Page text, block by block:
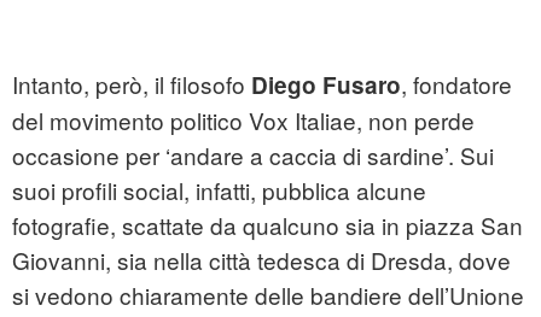
Intanto, però, il filosofo Diego Fusaro, fondatore
del movimento politico Vox Italiae, non perde
occasione per ‘andare a caccia di sardine’. Sui
suoi profili social, infatti, pubblica alcune
fotografie, scattate da qualcuno sia in piazza San
Giovanni, sia nella città tedesca di Dresda, dove
si vedono chiaramente delle bandiere dell’Unione